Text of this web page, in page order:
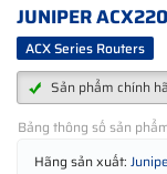
JUNIPER
ACX Series Routers
Sản phẩm chính
Bảng thông số sản
Hãng sản xuất: